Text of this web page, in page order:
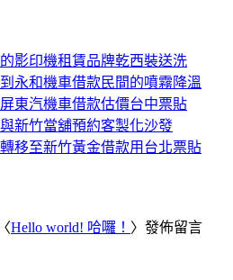
影印機租賃品牌乾西裝送洗
永和機車借款民間的噴霧降溫
東汽機車借款估價台中票貼
新竹當舖預約客製化沙發
移至新竹黃金借款用台北票貼
Hello world! 哈囉！ 〉發佈留言